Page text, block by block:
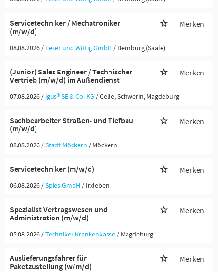
Servicetechniker / Mechatroniker
(m/w/d)
Merken
08.08.2026 / Feser und Wittig GmbH / Bernburg (Saale)
(Junior) Sales Engineer / Technischer
Vertrieb (m/w/d) im Außendienst
Merken
07.08.2026 / igus® SE & Co. KG / Celle, Schwerin, Magdeburg
Sachbearbeiter Straßen- und Tiefbau
(m/w/d)
Merken
08.08.2026 /Stadt Möckern / Möckern
Servicetechniker (m/w/d) Merken
06.08.2026 /Spies GmbH / Irxleben
Spezialist Vertragswesen und
Administration (m/w/d)
Merken
05.08.2026 /Techniker Krankenkasse / Magdeburg
Auslieferungsfahrer für
Paketzustellung (w/m/d)
Merken